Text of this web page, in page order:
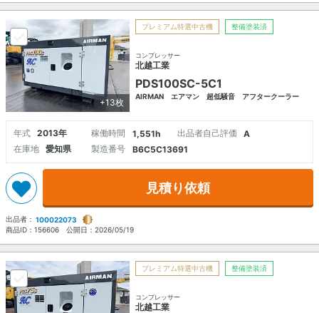
+13枚
プレミアム特選中古機 整備塗装済
コンプレッサー
北越工業
PDS100SC-5C1
AIRMAN エアマン 超低騒音 アフタークーラー
年式 2013年 稼働時間 1,551h 出品者自己評価
A
在庫地
愛知県 製造番号 B6C5C13691
見積り依頼
出品者： 100022073
商品ID： 156606 公開日： 2026/05/19
プレミアム特選中古機 整備塗装済
コンプレッサー
北越工業